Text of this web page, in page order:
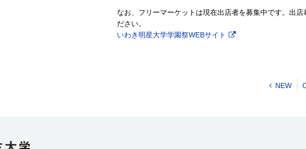
なお、フリーマーケットは現在出店者を募集中です。出
ださい。
いわき明星大学学園祭WEBサイト
NEW